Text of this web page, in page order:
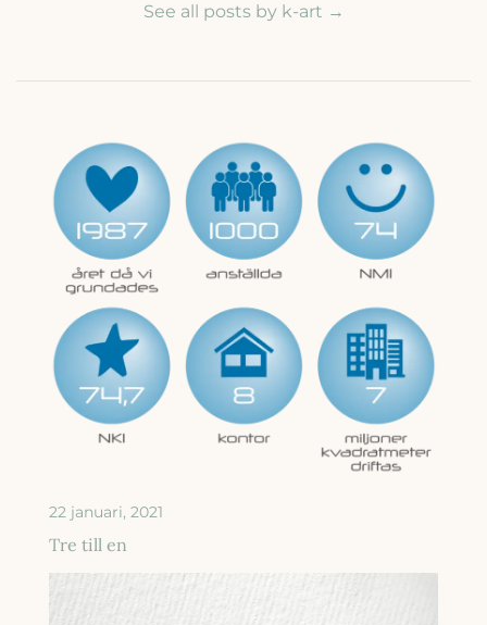
See all posts by k-art →
22 januari, 2021
Tre till en